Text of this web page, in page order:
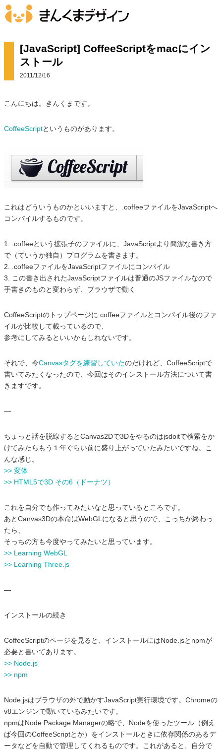
[JavaScript] CoffeeScriptをmacにイン
ストール
2011/12/16
こんにちは。きんくまです。
CoffeeScriptというものがあります。
これはどういうものかといいますと、.coffeeファイルをJavaScriptへ
コンパイルするものです。
1. .coffeeという拡張子のファイルに、JavaScriptより簡潔な書き方
で（ていうか独自）プログラムを書きます。
2. .coffeeファイルをJavaScriptファイルにコンパイル
3. この書き出されたJavaScriptファイルは普通のJSファイルなので
手書きのものと変わらず、ブラウザで動く
CoffeeScriptのトップページに.coffeeファイルとコンパイル後のファ
イルが比較して載っているので、
参考にしてみるといいかもしれないです。
それで、今Canvasタグを練習していたのだけれど、CoffeeScriptで
書いてみたくなったので、今回はそのインストール方法について書
きますです。
—
ちょっと話を脱線するとCanvas2Dで3Dをやるのはjsdoitで検索をか
けてみたらもう１年ぐらい前に盛り上がっていたみたいですね。こ
んな感じ。
>> 変体
>> HTML5で3D その6（ドーナツ）
これを自分でも作ってみたいなと思っているところです。
あとCanvas3Dの本命はWebGLになると思うので、こっちが終わっ
たら、
そっちの方も今度やってみたいと思っています。
>> Learning WebGL
>> Learning Three.js
—
インストールの続き
CoffeeScriptのページを見ると、インストールにはNode.jsとnpmが
必要と書いてあります。
>> Node.js
>> npm
Node.jsはブラウザの外で動かすJavaScript実行環境です。Chromeの
v8エンジンで動いているみたいです。
npmはNode Package Managerの略で、Nodeを使ったツール（例え
ば今回のCoffeeScriptとか）をインストールときに依存関係のあるデ
ータなどを自動で管理してくれるものです。これがあると、自分で